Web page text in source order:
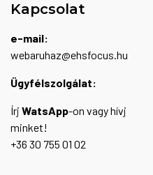
Kapcsolat
e-mail:
webaruhaz@ehsfocus.hu
Ügyfélszolgálat:
Írj WatsApp-on vagy hívj
minket!
+36 30 755 01 02